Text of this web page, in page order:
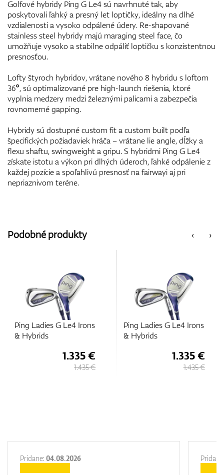
Golfové hybridy Ping G Le4 sú navrhnuté tak, aby
poskytovali ľahký a presný let loptičky, ideálny na dlhé
vzdialenosti a vysoko odpálené údery. Re-shapované
stainless steel hybridy majú maraging steel face, čo
umožňuje vysoko a stabilne odpáliť loptičku s konzistentnou
presnosťou.
Lofty štyroch hybridov, vrátane nového 8 hybridu s loftom
36°, sú optimalizované pre high-launch riešenia, ktoré
vyplnia medzery medzi železnými palicami a zabezpečia
rovnomerné gapping.
Hybridy sú dostupné custom fit a custom built podľa
špecifických požiadaviek hráča – vrátane lie angle, dĺžky a
flexu shaftu, swingweight a gripu. S hybridmi Ping G Le4
získate istotu a výkon pri dlhých úderoch, ľahké odpálenie z
každej pozície a spoľahlivú presnosť na fairwayi aj pri
nepriaznivom teréne.
‹
Podobné produkty ›
Ping Ladies G Le4 Irons
& Hybrids
1.335 €
1.435 €
Ping Ladies G Le4 Irons
& Hybrids
1.335 €
1.435 €
Pridane: 04.08.2026